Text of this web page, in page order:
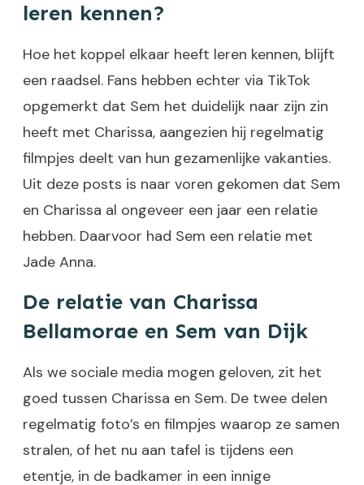
leren kennen?
Hoe het koppel elkaar heeft leren kennen, blijft
een raadsel. Fans hebben echter via TikTok
opgemerkt dat Sem het duidelijk naar zijn zin
heeft met Charissa, aangezien hij regelmatig
filmpjes deelt van hun gezamenlijke vakanties.
Uit deze posts is naar voren gekomen dat Sem
en Charissa al ongeveer een jaar een relatie
hebben. Daarvoor had Sem een relatie met
Jade Anna.
De relatie van Charissa
Bellamorae en Sem van Dijk
Als we sociale media mogen geloven, zit het
goed tussen Charissa en Sem. De twee delen
regelmatig foto’s en filmpjes waarop ze samen
stralen, of het nu aan tafel is tijdens een
etentje, in de badkamer in een innige